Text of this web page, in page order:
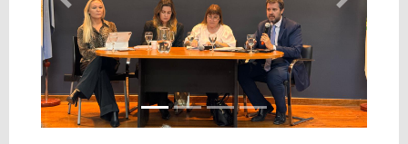
Anterior Siguiente